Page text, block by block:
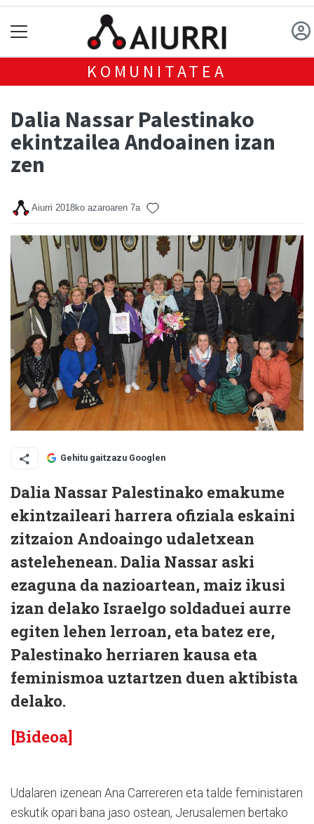
KOMUNITATEA
Dalia Nassar Palestinako
ekintzailea Andoainen izan
zen
Aiurri 2018ko azaroaren 7a
Gehitu gaitzazu Googlen
Dalia Nassar Palestinako emakume
ekintzaileari harrera ofiziala eskaini
zitzaion Andoaingo udaletxean
astelehenean. Dalia Nassar aski
ezaguna da nazioartean, maiz ikusi
izan delako Israelgo soldaduei aurre
egiten lehen lerroan, eta batez ere,
Palestinako herriaren kausa eta
feminismoa uztartzen duen aktibista
delako.
[Bideoa]
Udalaren izenean Ana Carrereren eta talde feministaren
eskutik opari bana jaso ostean, Jerusalemen bertako